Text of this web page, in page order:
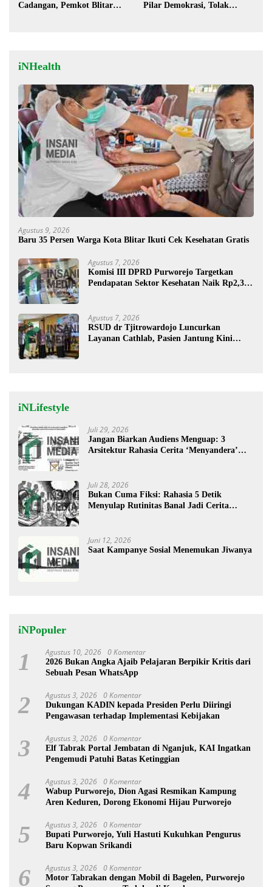
Cadangan, Pemkot Blitar
Pilar Demokrasi, Tolak
iNHealth
Agustus 9, 2026
Baru 35 Persen Warga Kota Blitar Ikuti Cek Kesehatan Gratis
Agustus 7, 2026
Komisi III DPRD Purworejo Targetkan
Pendapatan Sektor Kesehatan Naik Rp2,3
Agustus 7, 2026
RSUD dr Tjitrowardojo Luncurkan
Layanan Cathlab, Pasien Jantung Kini
iNLifestyle
Juli 29, 2026
Jangan Biarkan Audiens Menguap: 3
Arsitektur Rahasia Cerita ‘Menyandera’
Juli 28, 2026
Bukan Cuma Fiksi: Rahasia 5 Detik
Menyulap Rutinitas Banal Jadi Cerita
Juni 12, 2026
Saat Kampanye Sosial Menemukan Jiwanya
iNPopuler
1 Agustus 10, 2026 0 Komentar
2026 Bukan Angka Ajaib Pelajaran Berpikir Kritis dari
Sebuah Pesan WhatsApp
2 Agustus 3, 2026 0 Komentar
Dukungan KADIN kepada Presiden Perlu Diiringi
Pengawasan terhadap Implementasi Kebijakan
3 Agustus 3, 2026 0 Komentar
Elf Tabrak Portal Jembatan di Nganjuk, KAI Ingatkan
Pengemudi Patuhi Batas Ketinggian
4 Agustus 3, 2026 0 Komentar
Wabup Purworejo, Dion Agasi Resmikan Kampung
Aren Keduren, Dorong Ekonomi Hijau Purworejo
5 Agustus 3, 2026 0 Komentar
Bupati Purworejo, Yuli Hastuti Kukuhkan Pengurus
Baru Kopwan Srikandi
6 Agustus 3, 2026 0 Komentar
Motor Tabrakan dengan Mobil di Bagelen, Purworejo